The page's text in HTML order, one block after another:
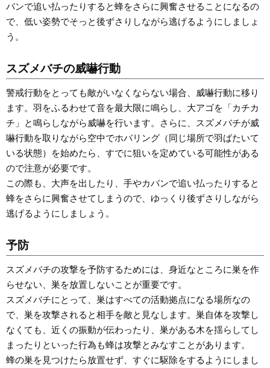
バンで追い払ったりすると蜂をさらに興奮させることになるの
で、低い姿勢でそっと後ずさりしながら逃げるようにしましょ
う。
スズメバチの威嚇行動
警戒行動をとっても敵がいなくならない場合、威嚇行動に移り
ます。羽をふるわせて音を最大限に鳴らし、大アゴを「カチカ
チ」と鳴らしながら威嚇を行います。さらに、スズメバチが威
嚇行動を取りながら空中でホバリング（同じ場所で羽ばたいて
いる状態）を始めたら、すでに狙いを定めている可能性がある
ので注意が必要です。
この際も、大声を出したり、手やカバンで追い払ったりすると
蜂をさらに興奮させてしまうので、ゆっくり後ずさりしながら
逃げるようにしましょう。
予防
スズメバチの攻撃を予防するためには、身近なところに巣を作
らせない、巣を放置しないことが重要です。
スズメバチにとって、巣はすべての活動拠点になる場所なの
で、巣を攻撃されると相手を敵と見なします。巣自体を攻撃し
なくても、近くの振動が伝わったり、巣がある木を揺らしてし
まったりといった行為も蜂は攻撃とみなすことがあります。
蜂の巣を見つけたら放置せず、すぐに駆除をするようにしまし